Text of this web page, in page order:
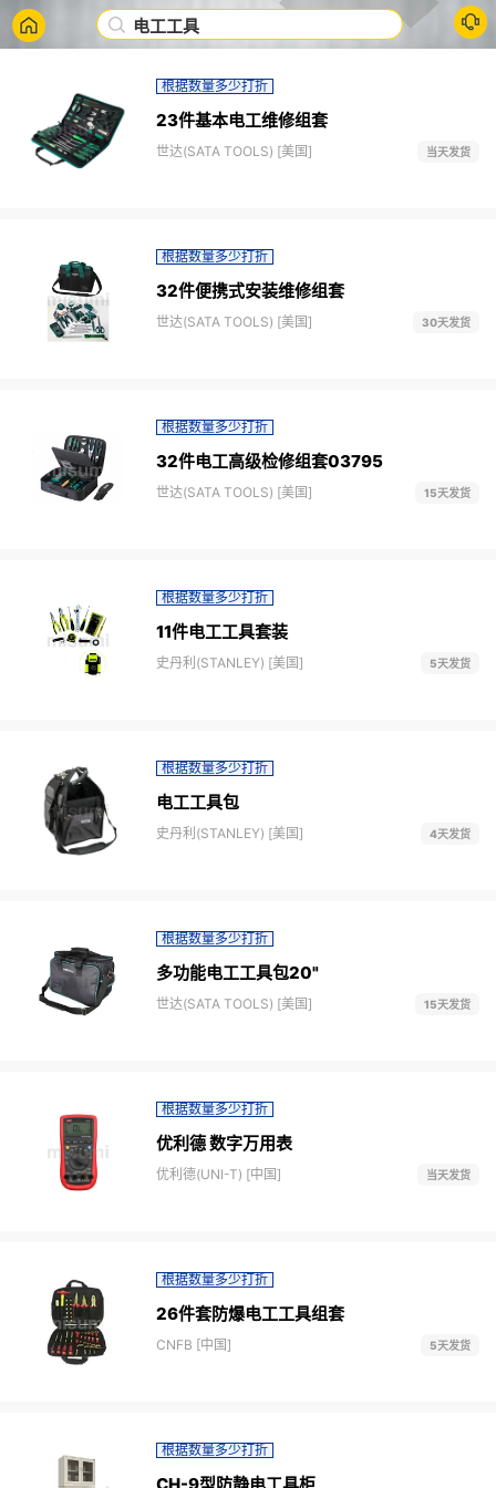
电工工具
根据数量多少打折
23件基本电工维修组套
世达(SATA TOOLS) [美国] 当天发货
根据数量多少打折
32件便携式安装维修组套
世达(SATA TOOLS) [美国] 30天发货
根据数量多少打折
32件电工高级检修组套03795
世达(SATA TOOLS) [美国] 15天发货
根据数量多少打折
11件电工工具套装
史丹利(STANLEY) [美国] 5天发货
根据数量多少打折
电工工具包
史丹利(STANLEY) [美国] 4天发货
根据数量多少打折
多功能电工工具包20"
世达(SATA TOOLS) [美国] 15天发货
根据数量多少打折
优利德 数字万用表
优利德(UNI-T) [中国] 当天发货
根据数量多少打折
26件套防爆电工工具组套
CNFB [中国] 5天发货
根据数量多少打折